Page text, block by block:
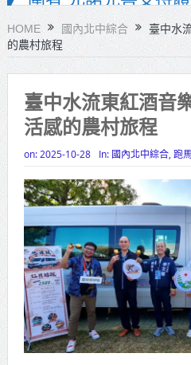
勉提升巡防戰力
北市鮮奶週報再升
擴大至國中生
雙北合作里程碑！
侯友宜蔣萬安攜手視
北形象館亮相
打鐵厝北側產業園
動土創造千個就業機
高雄「三民運動中
邁、運動部長李洋
高雄東照山關帝廟
HOME 國內北中綜合
臺中水
的農村旅程
臺中水流東紅酒音
活感的農村旅程
on: 2025-10-28 In: 國內北中綜合, 跑